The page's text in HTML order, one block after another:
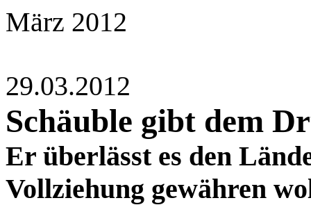
März 2012
29.03.2012
Schäuble gibt dem
Er überlässt es den
Vollziehung gewähren